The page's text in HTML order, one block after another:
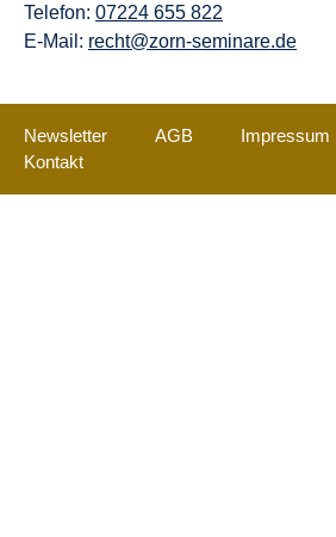
Telefon: 07224 655 822
E-Mail: recht@zorn-seminare.de
Newsletter AGB Impressum
Kontakt